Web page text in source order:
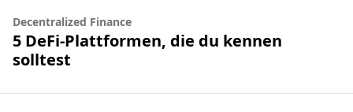
Decentralized Finance
5 DeFi-Plattformen, die du kennen
solltest